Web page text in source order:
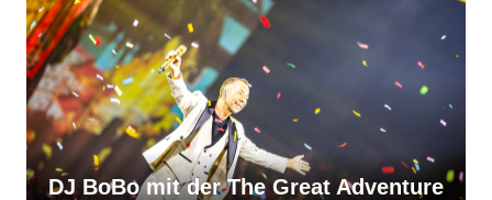
DJ BoBo mit der The Great Adventure